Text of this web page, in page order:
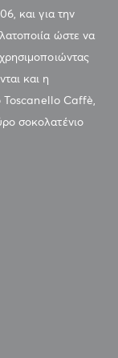
και για την
ώστε να
και η
Toscanello Caffè,
σοκολατένιο